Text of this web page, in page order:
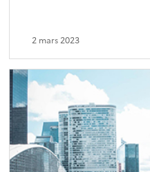
2 mars 2023